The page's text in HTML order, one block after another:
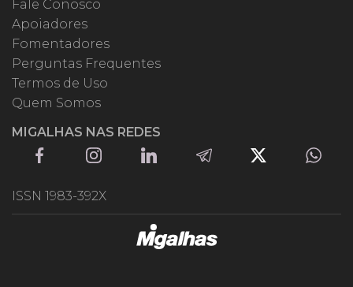
Fale Conosco
Apoiadores
Fomentadores
Perguntas Frequentes
Termos de Uso
Quem Somos
MIGALHAS NAS REDES
ISSN 1983-392X